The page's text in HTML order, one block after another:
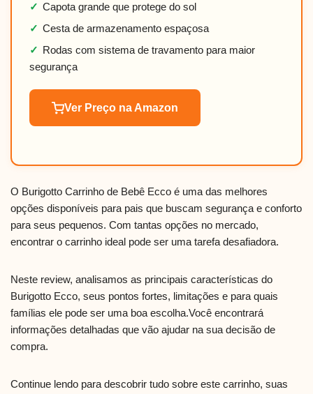
✓ Capota grande que protege do sol
✓ Cesta de armazenamento espaçosa
✓ Rodas com sistema de travamento para maior
segurança
Ver Preço na Amazon
O Burigotto Carrinho de Bebê Ecco é uma das melhores
opções disponíveis para pais que buscam segurança e conforto
para seus pequenos. Com tantas opções no mercado,
encontrar o carrinho ideal pode ser uma tarefa desafiadora.
Neste review, analisamos as principais características do
Burigotto Ecco, seus pontos fortes, limitações e para quais
famílias ele pode ser uma boa escolha.Você encontrará
informações detalhadas que vão ajudar na sua decisão de
compra.
Continue lendo para descobrir tudo sobre este carrinho, suas